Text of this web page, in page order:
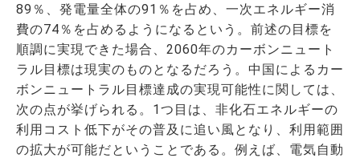
89％、発電量全体の91％を占め、一次エネルギー消
費の74％を占めるようになるという。前述の目標を
順調に実現できた場合、2060年のカーボンニュート
ラル目標は現実のものとなるだろう。中国によるカー
ボンニュートラル目標達成の実現可能性に関しては、
次の点が挙げられる。1つ目は、非化石エネルギーの
利用コスト低下がその普及に追い風となり、利用範囲
の拡大が可能だということである。例えば、電気自動